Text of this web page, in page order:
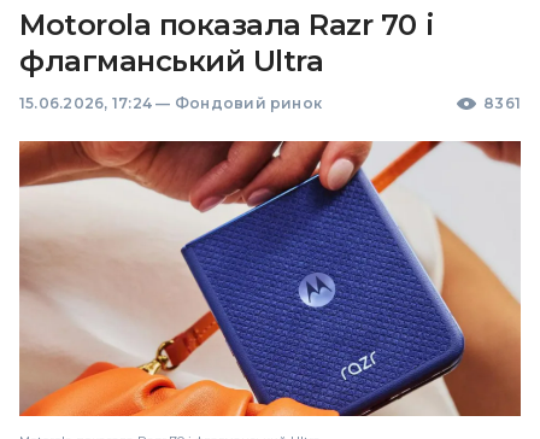
Motorola показала Razr 70 і
флагманський Ultra
15.06.2026, 17:24 — Фондовий ринок 8361